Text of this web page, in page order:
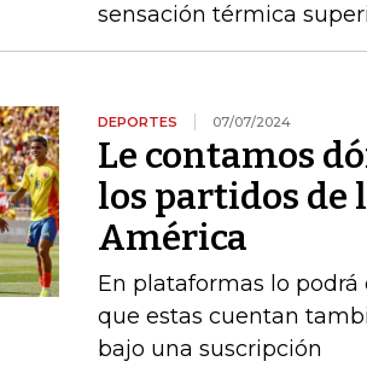
sensación térmica
DEPORTES 07/07/2024
Le contamos
los partidos de
América
En plataformas lo podrá
que estas cuentan
bajo una suscripción